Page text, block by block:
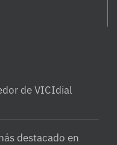
de VICIdial
destacado en